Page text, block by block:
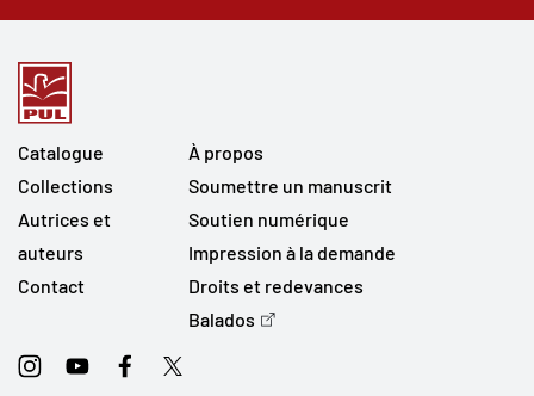
Catalogue
Collections
Autrices et
auteurs
Contact
À propos
Soumettre un manuscrit
Soutien numérique
Impression à la demande
Droits et redevances
Balados
InstagramYoutubeFacebookTwitter